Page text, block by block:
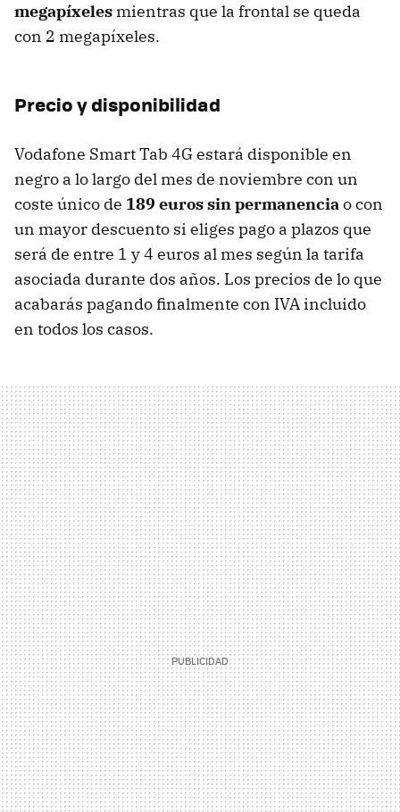
megapíxeles mientras que la frontal se queda
con 2 megapíxeles.
Precio y disponibilidad
Vodafone Smart Tab 4G estará disponible en
negro a lo largo del mes de noviembre con un
coste único de 189 euros sin permanenciao con
un mayor descuento si eliges pago a plazos que
será de entre 1 y 4 euros al mes según la tarifa
asociada durante dos años. Los precios de lo que
acabarás pagando finalmente con IVA incluido
en todos los casos.